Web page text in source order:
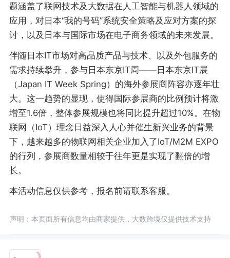
题涵盖了联网技术及大数据在人工智能与机器人领域的
应用，对日本“我的号码”系统安全策略及应对方案的探
讨，以及日本与国际市场在电子商务领域的未来发展。
伴随日本IT市场对高品质产品与技术、以及外包服务的
需求持续攀升，参与日本东京IT周——日本东京IT展
（Japan IT Week Spring）的海外参展商阵容亦逐年壮
大。这一趋势的显现，使得国际参展商的比例预计将激
增至1.6倍，整体参展规模也将同比提升超过10%。在物
联网（IoT）理念日益深入人心并催生新兴业务的背景
下，越来越多的物联网相关企业加入了IoT/M2M EXPO
的行列，参展商数量相较于往年更是实现了翻倍的增
长。
本活动信息仅供参考，报名前请联系客服。
声明：本页面所有信息均由商家提供，大数跨境仅提供技术支持